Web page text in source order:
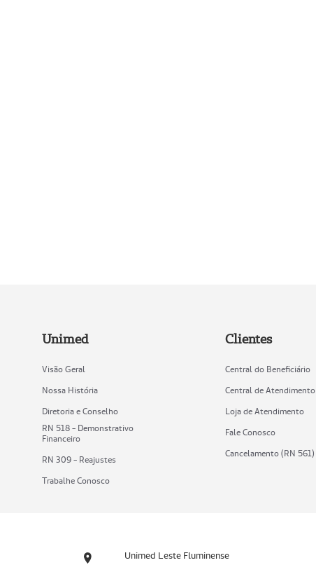
Unimed
Visão Geral
Nossa História
Diretoria e Conselho
RN 518 - Demonstrativo
Financeiro
RN 309 - Reajustes
Trabalhe Conosco
Clientes
Central do Beneficiário
Central de Atendimento
Loja de Atendimento
Fale Conosco
Cancelamento (RN 561)
Unimed Leste Fluminense